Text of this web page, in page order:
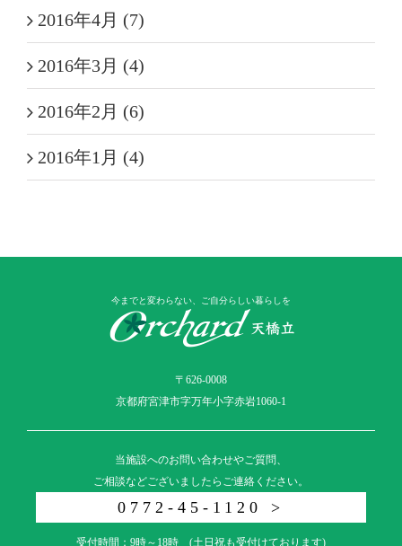
2016年4月 (7)
2016年3月 (4)
2016年2月 (6)
2016年1月 (4)
今までと変わらない、ご自分らしい暮らしを
〒626-0008
京都府宮津市字万年小字赤岩1060-1
当施設へのお問い合わせやご質問、
ご相談などございましたらご連絡ください。
0772-45-1120 >
受付時間：9時～18時 (土日祝も受付けております)